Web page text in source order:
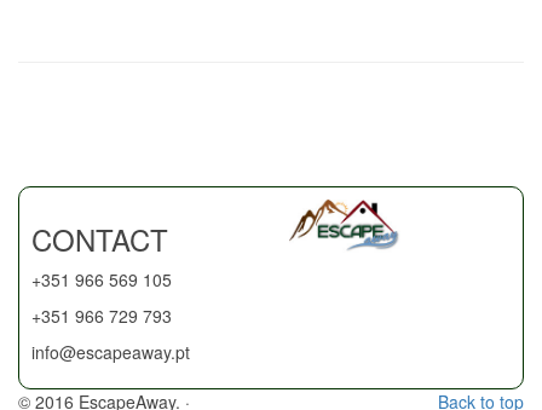
CONTACT
+351 966 569 105
+351 966 729 793
info@escapeaway.pt
Back to top
© 2016 EscapeAway. ·